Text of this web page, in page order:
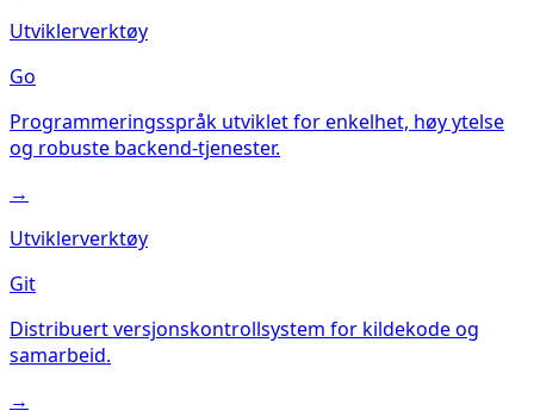
Utviklerverktøy
Go
Programmeringsspråk utviklet for enkelhet, høy ytelse
og robuste backend-tjenester.
→
Utviklerverktøy
Git
Distribuert versjonskontrollsystem for kildekode og
samarbeid.
→